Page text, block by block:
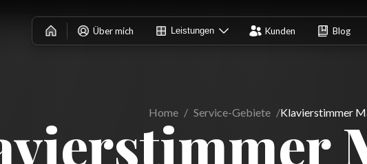
Über mich Leistungen Kunden Blog
Home / Service-Gebiete /Klavierstimmer